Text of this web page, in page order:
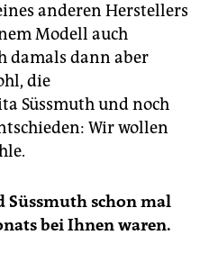
anderen Herstellers
Modell auch
damals dann aber
die
Süssmuth und noch
Wir wollen
Süssmuth schon mal
bei Ihnen waren.